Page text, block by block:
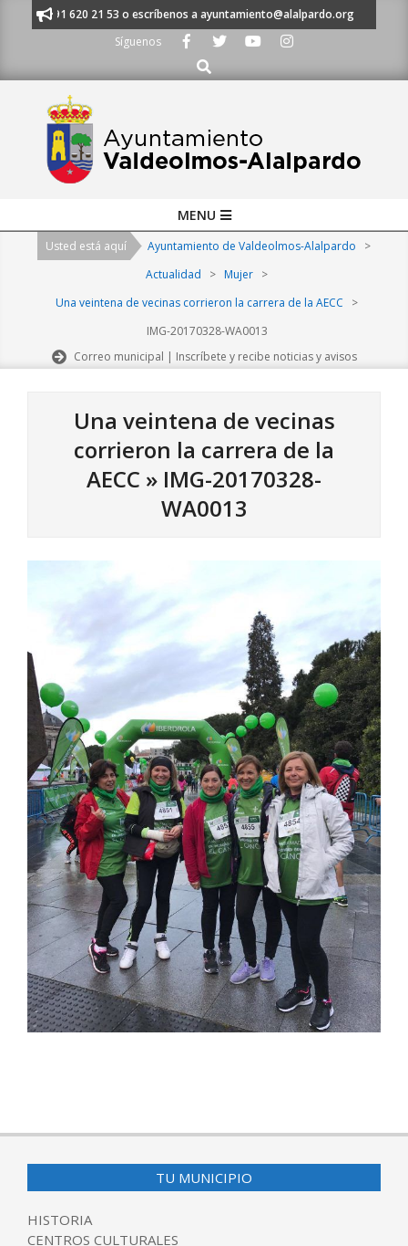
al 91 620 21 53 o escríbenos a ayuntamiento@alalpardo.org
Síguenos
Buscar
Navigation
MENU
Usted está aquí Ayuntamiento de Valdeolmos-Alalpardo
>
Actualidad
> Mujer >
Una veintena de vecinas corrieron la carrera de la AECC
>
IMG-20170328-WA0013
Correo municipal | Inscríbete y recibe noticias y avisos
Una veintena de vecinas
corrieron la carrera de la
AECC » IMG-20170328-
WA0013
03-
TU MUNICIPIO
HISTORIA
CENTROS CULTURALES